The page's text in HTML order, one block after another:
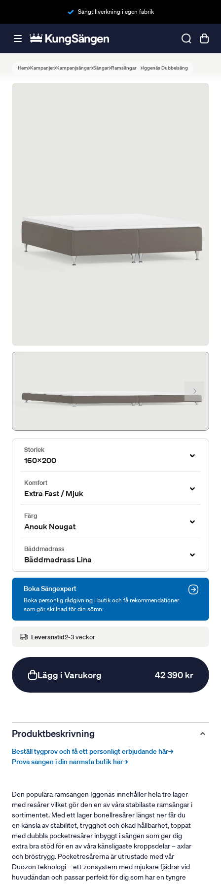
Sängtillverkning i egen fabrik
Hem Kampanjer Kampanjsängar Sängar Ramsängar Iggenäs Dubbelsäng
Storlek
160x200
Komfort
Extra Fast / Mjuk
Färg
Anouk Nougat
Bäddmadrass
Bäddmadrass Lina
Boka Sängexpert
Boka personlig rådgivning i butik och få rekommendationer
som gör skillnad för din sömn.
Leveranstid2-3 veckor
Lägg i Varukorg 42 390 kr
Produktbeskrivning
Beställ tygprov och få ett personligt erbjudande här→
Prova sängen i din närmsta butik här→
Den populära ramsängen Iggenäs innehåller hela tre lager
med resårer vilket gör den en av våra stabilaste ramsängar i
sortimentet. Med ett lager bonellresårer längst ner får du
en känsla av stabilitet, trygghet och ökad hållbarhet, toppat
med dubbla pocketresårer inbyggt i sängen som ger dig
extra bra stöd för en av våra känsligaste kroppsdelar – axlar
och bröstrygg. Pocketresårerna är utrustade med vår
Duozon teknologi – ett zonsystem med mjukare fjädrar vid
huvudändan och passar perfekt för dig som har en tyngre